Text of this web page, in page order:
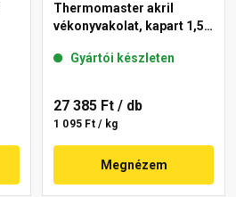
Thermomaster akril
vékonyvakolat, kapart 1,5
Gyártói készleten
27 385 Ft / db
1 095 Ft / kg
Megnézem